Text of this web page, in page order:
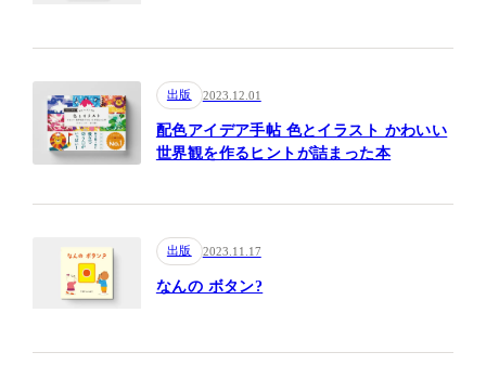
配色アイデア手帖 色とイラスト かわいい
世界観を作るヒントが詰まった本
出版 2023.12.01
なんの ボタン?
出版 2023.11.17